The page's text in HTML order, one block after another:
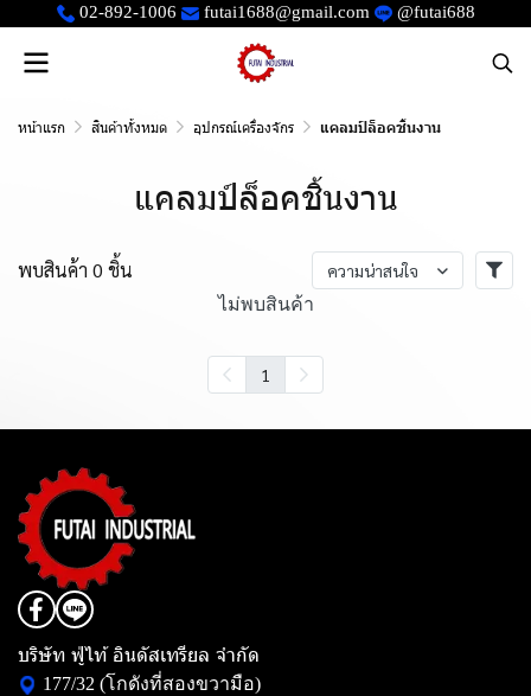
02-892-1006 futai1688@gmail.com @futai688
หน้าแรก สินค้าทั้งหมด อุปกรณ์เครื่องจักร แคลมป์ล็อคชิ้นงาน
แคลมป์ล็อคชิ้นงาน
พบสินค้า 0 ชิ้น ความน่าสนใจ
ไม่พบสินค้า
1
บริษัท ฟู่ไท้ อินดัสเทรียล จำกัด
177/32 (โกดังที่สองขวามือ)